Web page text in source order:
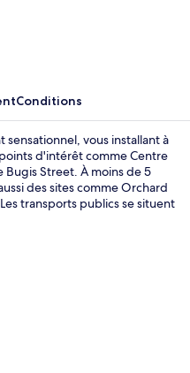
Conditions
vous installant à
d'intérêt comme Centre
Street. À moins de 5
des sites comme Orchard
transports publics se situent